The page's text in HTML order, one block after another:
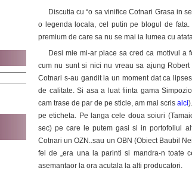
Discutia cu “o sa vinifice Cotnari Grasa in
o legenda locala, cel putin pe blogul de
premium de care sa nu se mai ia lumea cu
Desi mie mi-ar place sa cred ca motivul a
cum nu sunt si nici nu vreau sa ajung
Cotnari s-au gandit la un moment dat ca
de calitate. Si asa a luat fiinta gama
cam trase de par de pe sticle, am mai scris aici
pe eticheta. Pe langa cele doua soiuri
sec) pe care le putem gasi si in portofoliul
Cotnari un OZN..sau un OBN (Obiect Baubil
fel de „era una la parinti si mandra-n toate
asemantaor la ora acutala la alti producatori.